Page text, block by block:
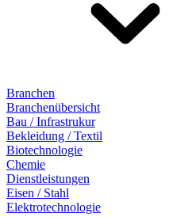
Branchen
Branchenübersicht
Bau / Infrastrukur
Bekleidung / Textil
Biotechnologie
Chemie
Dienstleistungen
Eisen / Stahl
Elektrotechnologie